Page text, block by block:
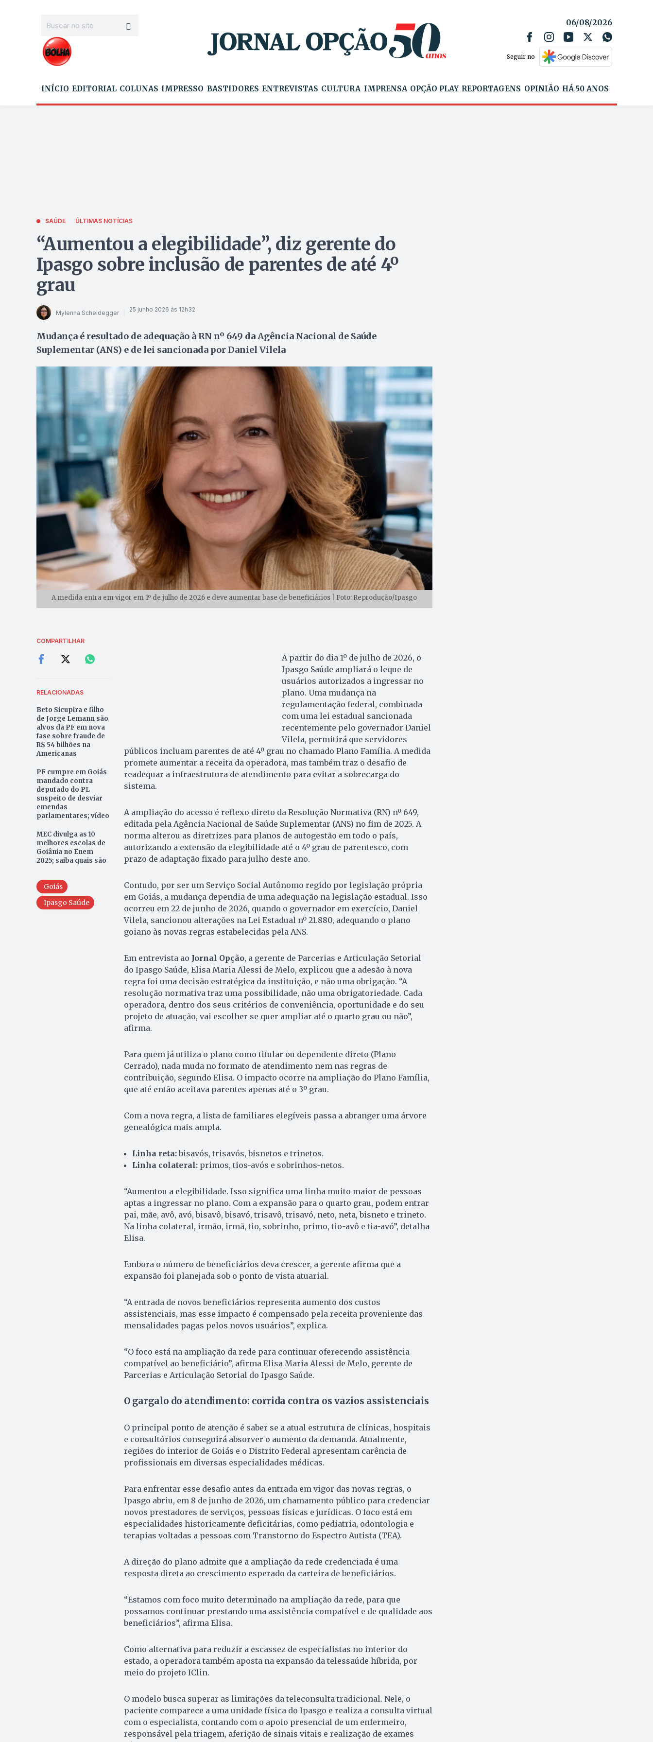
06/08/2026
Seguir no
INÍCIO EDITORIAL COLUNAS IMPRESSO BASTIDORES ENTREVISTAS CULTURA IMPRENSA OPÇÃO PLAY REPORTAGENS OPINIÃO HÁ 50 ANOS
SAÚDE ÚLTIMAS NOTÍCIAS
“Aumentou a elegibilidade”, diz gerente do
Ipasgo sobre inclusão de parentes de até 4º
grau
Mylenna Scheidegger 25 junho 2026 às 12h32
Mudança é resultado de adequação à RN nº 649 da Agência Nacional de Saúde
Suplementar (ANS) e de lei sancionada por Daniel Vilela
A medida entra em vigor em 1º de julho de 2026 e deve aumentar base de beneficiários | Foto: Reprodução/Ipasgo
COMPARTILHAR
RELACIONADAS
Beto Sicupira e filho
de Jorge Lemann são
alvos da PF em nova
fase sobre fraude de
R$ 54 bilhões na
Americanas
PF cumpre em Goiás
mandado contra
deputado do PL
suspeito de desviar
emendas
parlamentares; vídeo
MEC divulga as 10
melhores escolas de
Goiânia no Enem
2025; saiba quais são
Goiás
Ipasgo Saúde
A partir do dia 1º de julho de 2026, o
Ipasgo Saúde ampliará o leque de
usuários autorizados a ingressar no
plano. Uma mudança na
regulamentação federal, combinada
com uma lei estadual sancionada
recentemente pelo governador Daniel
Vilela, permitirá que servidores
públicos incluam parentes de até 4º grau no chamado Plano Família. A medida
promete aumentar a receita da operadora, mas também traz o desafio de
readequar a infraestrutura de atendimento para evitar a sobrecarga do
sistema.
A ampliação do acesso é reflexo direto da Resolução Normativa (RN) nº 649,
editada pela Agência Nacional de Saúde Suplementar (ANS) no fim de 2025. A
norma alterou as diretrizes para planos de autogestão em todo o país,
autorizando a extensão da elegibilidade até o 4º grau de parentesco, com
prazo de adaptação fixado para julho deste ano.
Contudo, por ser um Serviço Social Autônomo regido por legislação própria
em Goiás, a mudança dependia de uma adequação na legislação estadual. Isso
ocorreu em 22 de junho de 2026, quando o governador em exercício, Daniel
Vilela, sancionou alterações na Lei Estadual nº 21.880, adequando o plano
goiano às novas regras estabelecidas pela ANS.
Em entrevista ao Jornal Opção, a gerente de Parcerias e Articulação Setorial
do Ipasgo Saúde, Elisa Maria Alessi de Melo, explicou que a adesão à nova
regra foi uma decisão estratégica da instituição, e não uma obrigação. “A
resolução normativa traz uma possibilidade, não uma obrigatoriedade. Cada
operadora, dentro dos seus critérios de conveniência, oportunidade e do seu
projeto de atuação, vai escolher se quer ampliar até o quarto grau ou não”,
afirma.
Para quem já utiliza o plano como titular ou dependente direto (Plano
Cerrado), nada muda no formato de atendimento nem nas regras de
contribuição, segundo Elisa. O impacto ocorre na ampliação do Plano Família,
que até então aceitava parentes apenas até o 3º grau.
Com a nova regra, a lista de familiares elegíveis passa a abranger uma árvore
genealógica mais ampla.
Linha reta:bisavós, trisavós, bisnetos e trinetos.
Linha colateral:primos, tios-avós e sobrinhos-netos.
“Aumentou a elegibilidade. Isso significa uma linha muito maior de pessoas
aptas a ingressar no plano. Com a expansão para o quarto grau, podem entrar
pai, mãe, avô, avó, bisavô, bisavó, trisavô, trisavó, neto, neta, bisneto e trineto.
Na linha colateral, irmão, irmã, tio, sobrinho, primo, tio-avô e tia-avó”, detalha
Elisa.
Embora o número de beneficiários deva crescer, a gerente afirma que a
expansão foi planejada sob o ponto de vista atuarial.
“A entrada de novos beneficiários representa aumento dos custos
assistenciais, mas esse impacto é compensado pela receita proveniente das
mensalidades pagas pelos novos usuários”, explica.
“O foco está na ampliação da rede para continuar oferecendo assistência
compatível ao beneficiário”, afirma Elisa Maria Alessi de Melo, gerente de
Parcerias e Articulação Setorial do Ipasgo Saúde.
O gargalo do atendimento: corrida contra os vazios assistenciais
O principal ponto de atenção é saber se a atual estrutura de clínicas, hospitais
e consultórios conseguirá absorver o aumento da demanda. Atualmente,
regiões do interior de Goiás e o Distrito Federal apresentam carência de
profissionais em diversas especialidades médicas.
Para enfrentar esse desafio antes da entrada em vigor das novas regras, o
Ipasgo abriu, em 8 de junho de 2026, um chamamento público para credenciar
novos prestadores de serviços, pessoas físicas e jurídicas. O foco está em
especialidades historicamente deficitárias, como pediatria, odontologia e
terapias voltadas a pessoas com Transtorno do Espectro Autista (TEA).
A direção do plano admite que a ampliação da rede credenciada é uma
resposta direta ao crescimento esperado da carteira de beneficiários.
“Estamos com foco muito determinado na ampliação da rede, para que
possamos continuar prestando uma assistência compatível e de qualidade aos
beneficiários”, afirma Elisa.
Como alternativa para reduzir a escassez de especialistas no interior do
estado, a operadora também aposta na expansão da telessaúde híbrida, por
meio do projeto IClin.
O modelo busca superar as limitações da teleconsulta tradicional. Nele, o
paciente comparece a uma unidade física do Ipasgo e realiza a consulta virtual
com o especialista, contando com o apoio presencial de um enfermeiro,
responsável pela triagem, aferição de sinais vitais e realização de exames